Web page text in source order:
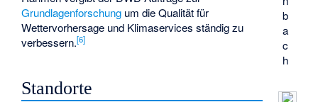
b
a
c
h
Grundlagenforschung um die Qualität für
Wettervorhersage und Klimaservices ständig zu
verbessern.[6]
Standorte